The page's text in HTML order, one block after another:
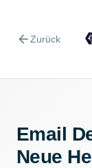
arrow_backZurück
Email
Neue